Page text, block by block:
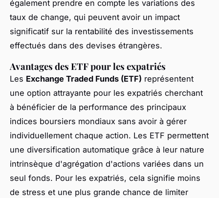
également prendre en compte les variations des
taux de change, qui peuvent avoir un impact
significatif sur la rentabilité des investissements
effectués dans des devises étrangères.
Avantages des ETF pour les expatriés
Les Exchange Traded Funds (ETF) représentent
une option attrayante pour les expatriés cherchant
à bénéficier de la performance des principaux
indices boursiers mondiaux sans avoir à gérer
individuellement chaque action. Les ETF permettent
une diversification automatique grâce à leur nature
intrinsèque d'agrégation d'actions variées dans un
seul fonds. Pour les expatriés, cela signifie moins
de stress et une plus grande chance de limiter